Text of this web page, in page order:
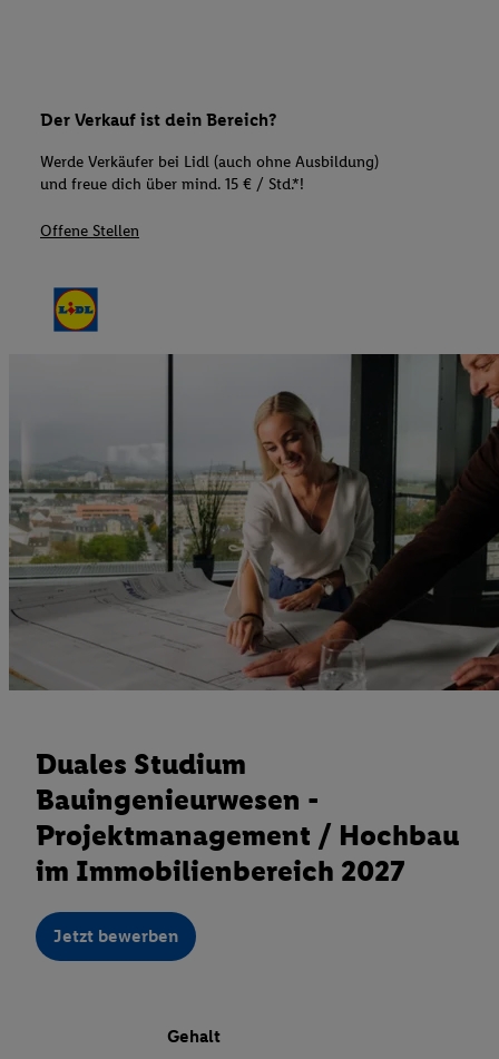
Der Verkauf ist dein Bereich?
Werde Verkäufer bei Lidl (auch ohne Ausbildung)
und freue dich über mind. 15 € / Std.*!
Offene Stellen
Duales Studium
Bauingenieurwesen -
Projektmanagement / Hochbau
im Immobilienbereich 2027
Jetzt bewerben
Gehalt